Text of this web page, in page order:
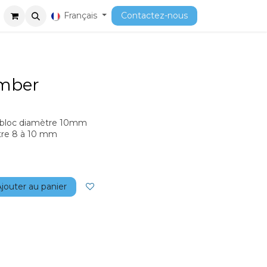
Cours Français Contactez-nous
diamètre 10mm
8 à 10 mm
au panier